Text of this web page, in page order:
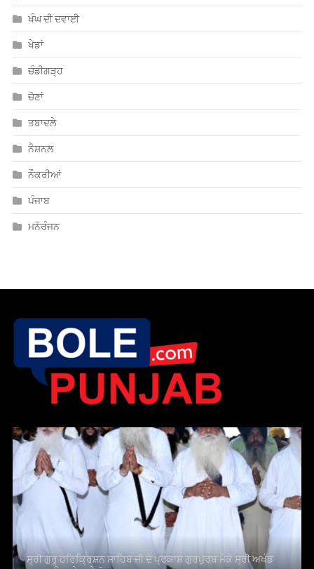
ਖੰਘ ਦੀ ਦਵਾਈ
ਖੇਡਾਂ
ਚੰਡੀਗੜ੍ਹ
ਚੋਣਾਂ
ਤਬਾਦਲੇ
ਨੈਸ਼ਨਲ
ਨੌਕਰੀਆਂ
ਪੰਜਾਬ
ਮਨੋਰੰਜਨ
ਸ੍ਰੀ ਗੁਰੂ ਹਰਿਕ੍ਰਿਸ਼ਨ ਸਾਹਿਬ ਜੀ ਦੇ ਪ੍ਰਕਾਸ਼ ਗੁਰਪੁਰਬ ਮੌਕੇ ਸ੍ਰੀ ਅਖੰਡ
ਪਾਠ ਸਾਹਿਬ ਦੇ ਪਾਏ ਭੋਗ